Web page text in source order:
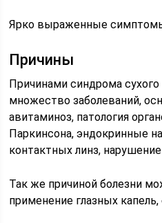
Ярко выраженные
Причины
Причинами синдрома сухого
множество заболеваний,
авитаминоз, патология
Паркинсона, эндокринные
контактных линз,
Так же причиной болезни
применение глазных